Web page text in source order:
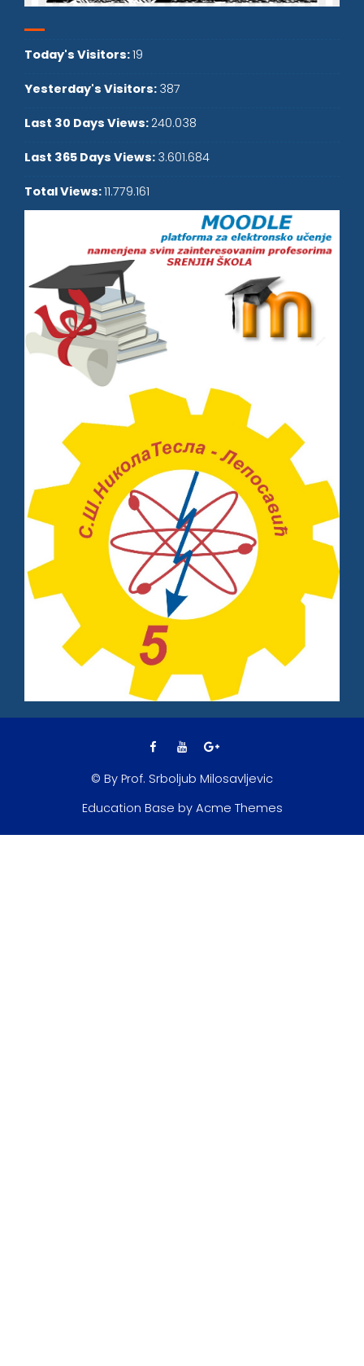
Today's Visitors:19
Yesterday's Visitors: 387
Last 30 Days Views: 240.038
Last 365 Days Views: 3.601.684
Total Views:11.779.161
© By Prof. Srboljub Milosavljevic
Education Base by Acme Themes